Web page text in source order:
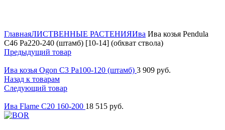
ГлавнаяЛИСТВЕННЫЕ РАСТЕНИЯИва Ива козья Pendula
C46 Pa220-240 (штамб) [10-14] (обхват ствола)
Предыдущий товар
Ива козья Ogon C3 Pa100-120 (штамб) 3 909 руб.
Назад к товарам
Следующий товар
Ива Flame C20 160-200 18 515 руб.